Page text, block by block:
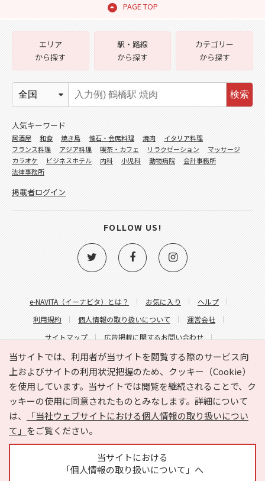
PAGE TOP
当サイトでは、利用者が当サイトを閲覧する際のサービス向
上およびサイトの利用状況把握のため、クッキー（Cookie）
を使用しています。当サイトでは閲覧を継続されることで、ク
ッキーの使用に同意されたものとみなします。詳細について
は、
「当社ウェブサイトにおける個人情報の取り扱いについ
て」 をご覧ください。
当サイトにおける
「個人情報の取り扱いについて」へ
e-NAVITA（イーナビタ）とは？ お気に入り
ヘルプ
利用規約
個人情報の取り扱いについて
運営会社
サイトマップ
広告掲載に関するお問い合わせ
サイトの内容に関するお問い合わせ
エリア
から探す
駅・路線
から探す
カテゴリー
から探す
検索
人気キーワード
居酒屋 和食 焼き鳥 懐石・会席料理 焼肉
イタリア料理
フランス料理
アジア料理 喫茶・カフェ リラクゼーション
マッサージ
カラオケ
ビジネスホテル 内科 小児科 動物病院
会計事務所
法律事務所
掲載者ログイン
FOLLOW US!
Copyright © HYOJITO.Co.,Ltd. All Rights Reserved.